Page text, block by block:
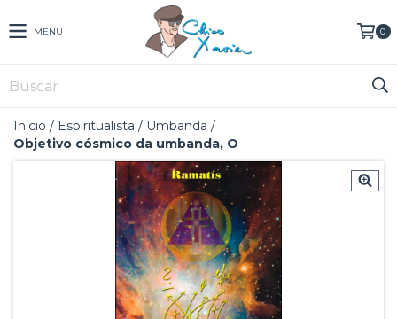
MENU 0
Início / Espiritualista / Umbanda /
Objetivo cósmico da umbanda, O